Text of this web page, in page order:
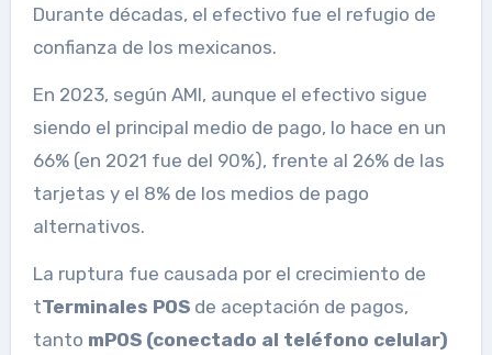
Durante décadas, el efectivo fue el refugio de
confianza de los mexicanos.
En 2023, según AMI, aunque el efectivo sigue
siendo el principal medio de pago, lo hace en un
66% (en 2021 fue del 90%), frente al 26% de las
tarjetas y el 8% de los medios de pago
alternativos.
La ruptura fue causada por el crecimiento de
tTerminales POSde aceptación de pagos,
tanto mPOS (conectado al teléfono celular)